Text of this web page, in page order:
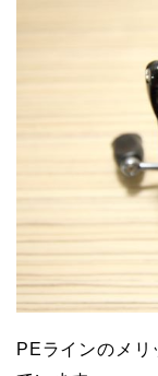
PEラインのメリ